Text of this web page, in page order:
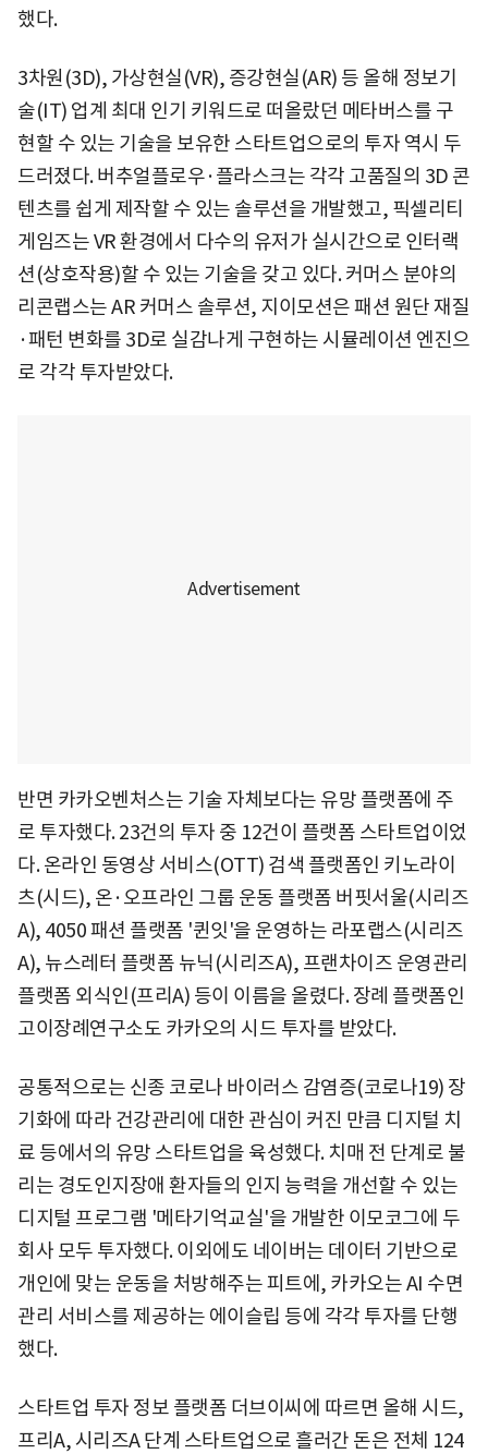
했다.
3차원(3D), 가상현실(VR), 증강현실(AR) 등 올해 정보기
술(IT) 업계 최대 인기 키워드로 떠올랐던 메타버스를 구
현할 수 있는 기술을 보유한 스타트업으로의 투자 역시 두
드러졌다. 버추얼플로우·플라스크는 각각 고품질의 3D 콘
텐츠를 쉽게 제작할 수 있는 솔루션을 개발했고, 픽셀리티
게임즈는 VR 환경에서 다수의 유저가 실시간으로 인터랙
션(상호작용)할 수 있는 기술을 갖고 있다. 커머스 분야의
리콘랩스는 AR 커머스 솔루션, 지이모션은 패션 원단 재질
·패턴 변화를 3D로 실감나게 구현하는 시뮬레이션 엔진으
로 각각 투자받았다.
반면 카카오벤처스는 기술 자체보다는 유망 플랫폼에 주
로 투자했다. 23건의 투자 중 12건이 플랫폼 스타트업이었
다. 온라인 동영상 서비스(OTT) 검색 플랫폼인 키노라이
츠(시드), 온·오프라인 그룹 운동 플랫폼 버핏서울(시리즈
A), 4050 패션 플랫폼 '퀸잇'을 운영하는 라포랩스(시리즈
A), 뉴스레터 플랫폼 뉴닉(시리즈A), 프랜차이즈 운영관리
플랫폼 외식인(프리A) 등이 이름을 올렸다. 장례 플랫폼인
고이장례연구소도 카카오의 시드 투자를 받았다.
공통적으로는 신종 코로나 바이러스 감염증(코로나19) 장
기화에 따라 건강관리에 대한 관심이 커진 만큼 디지털 치
료 등에서의 유망 스타트업을 육성했다. 치매 전 단계로 불
리는 경도인지장애 환자들의 인지 능력을 개선할 수 있는
디지털 프로그램 '메타기억교실'을 개발한 이모코그에 두
회사 모두 투자했다. 이외에도 네이버는 데이터 기반으로
개인에 맞는 운동을 처방해주는 피트에, 카카오는 AI 수면
관리 서비스를 제공하는 에이슬립 등에 각각 투자를 단행
했다.
스타트업 투자 정보 플랫폼 더브이씨에 따르면 올해 시드,
프리A, 시리즈A 단계 스타트업으로 흘러간 돈은 전체 124